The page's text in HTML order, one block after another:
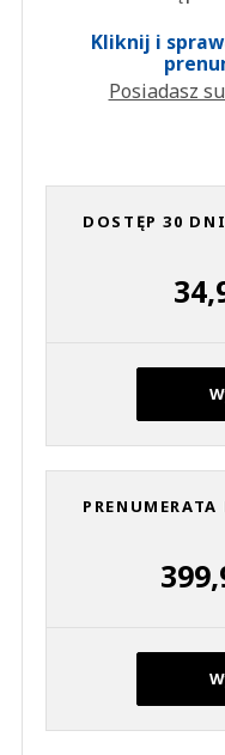
Kliknij i
Posiadasz
DOSTĘP 30 DNI